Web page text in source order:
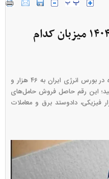
بورس انرژی برای ۶ آبان ۱۴۰۴ میزبان کدام
مجموع ارزش ریالی معاملات ثبت شده در بورس انرژی ایران به ۴۶ هزار و
رسید؛ این رقم حاصل فروش حامل‌های
فیزیکی، دادوستد برق و معاملات